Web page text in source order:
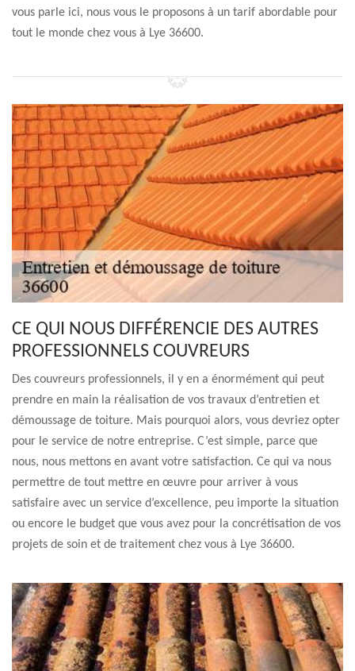
vous parle ici, nous vous le proposons à un tarif abordable pour
tout le monde chez vous à Lye 36600.
CE QUI NOUS DIFFÉRENCIE DES AUTRES
PROFESSIONNELS COUVREURS
Des couvreurs professionnels, il y en a énormément qui peut
prendre en main la réalisation de vos travaux d’entretien et
démoussage de toiture. Mais pourquoi alors, vous devriez opter
pour le service de notre entreprise. C’est simple, parce que
nous, nous mettons en avant votre satisfaction. Ce qui va nous
permettre de tout mettre en œuvre pour arriver à vous
satisfaire avec un service d’excellence, peu importe la situation
ou encore le budget que vous avez pour la concrétisation de vos
projets de soin et de traitement chez vous à Lye 36600.